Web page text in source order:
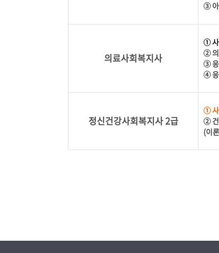
③ 아
의료사회복지사
① 사
② 의
③ 응
④ 응
정신건강사회복지사 2급
① 사
② 건
(이